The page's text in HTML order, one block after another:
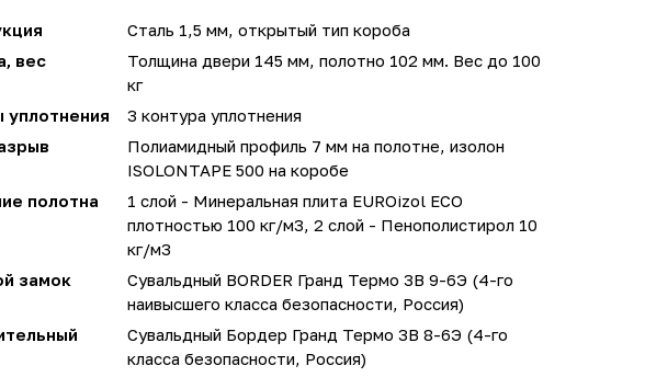
Сталь 1,5 мм, открытый тип короба
вес
Толщина двери 145 мм, полотно 102 мм. Вес до 100
кг
уплотнения
3 контура уплотнения
Полиамидный профиль 7 мм на полотне, изолон
ISOLONTAPE 500 на коробе
полотна
1 слой - Минеральная плита EUROizol ECO
плотностью 100 кг/м3, 2 слой - Пенополистирол 10
кг/м3
замок
Сувальдный BORDER Гранд Термо 3В 9-6Э (4-го
наивысшего класса безопасности, Россия)
Сувальдный Бордер Гранд Термо 3В 8-6Э (4-го
класса безопасности, Россия)